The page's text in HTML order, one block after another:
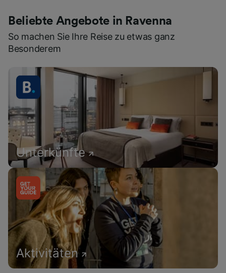
Beliebte Angebote in Ravenna
So machen Sie Ihre Reise zu etwas ganz
Besonderem
Unterkünfte
Aktivitäten